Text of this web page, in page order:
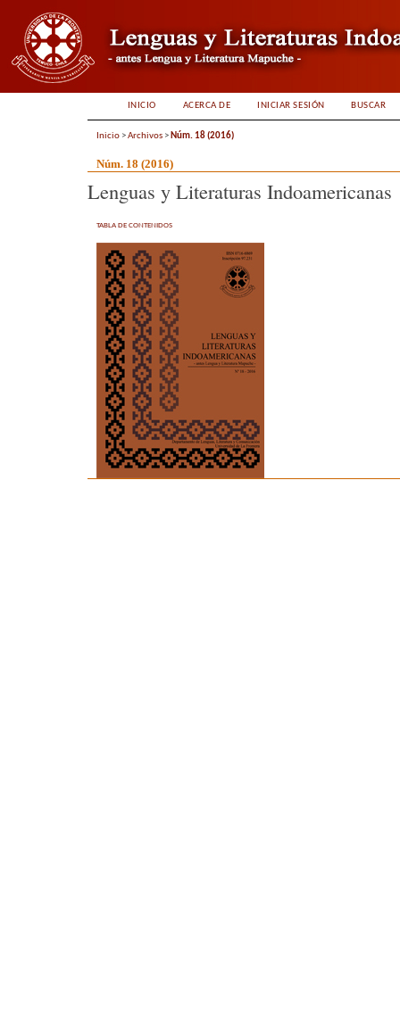
INICIO ACERCA DE INICIAR SESIÓN BUSCAR
Inicio >Archivos > Núm. 18 (2016)
Núm. 18 (2016)
Lenguas y Literaturas Indoamericanas
TABLA DE CONTENIDOS